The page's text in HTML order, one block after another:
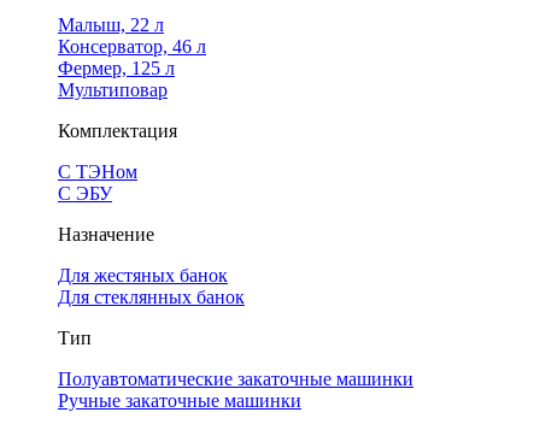
Малыш, 22 л
Консерватор, 46 л
Фермер, 125 л
Мультиповар
Комплектация
С ТЭНом
С ЭБУ
Назначение
Для жестяных банок
Для стеклянных банок
Тип
Полуавтоматические закаточные машинки
Ручные закаточные машинки